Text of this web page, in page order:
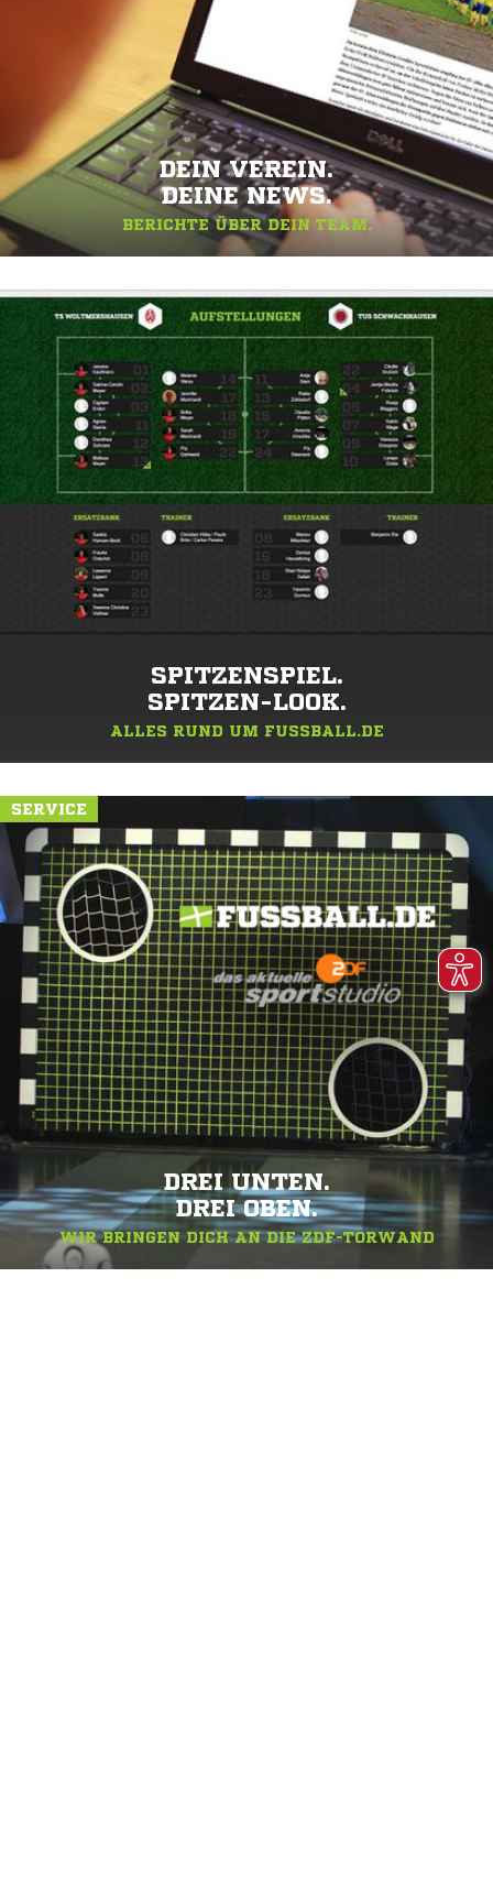
DEIN VEREIN.
DEINE NEWS.
BERICHTE ÜBER DEIN TEAM.
SPITZENSPIEL.
SPITZEN-LOOK.
ALLES RUND UM FUSSBALL.DE
SERVICE
DREI UNTEN.
DREI OBEN.
WIR BRINGEN DICH AN DIE ZDF-TORWAND